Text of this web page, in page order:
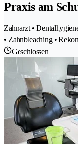
Praxis am
Zahnarzt •
• Zahnbleaching •
Geschlossen